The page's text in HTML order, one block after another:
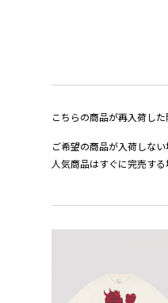
こちらの商品が再入荷した
ご希望の商品が入荷しな
人気商品はすぐに完売する